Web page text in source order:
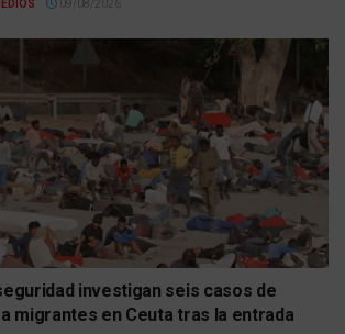
09/08/2026
investigan seis casos de
migrantes en Ceuta tras la entrada